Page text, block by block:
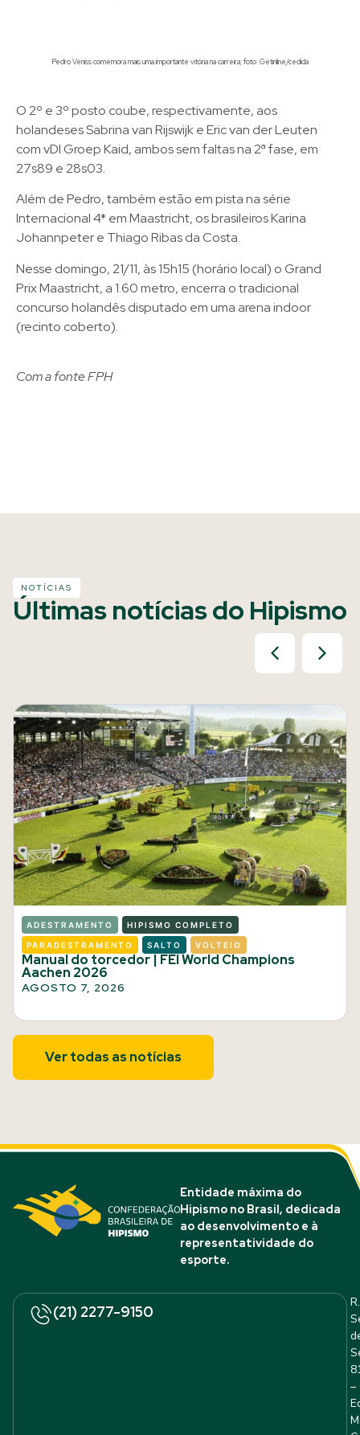
Pedro Veniss comemora mais uma importante vitória na carreira; foto: Getinline/cedida
O 2º e 3º posto coube, respectivamente, aos
holandeses Sabrina van Rijswijk e Eric van der Leuten
com vDl Groep Kaid, ambos sem faltas na 2ª fase, em
27s89 e 28s03.
Além de Pedro, também estão em pista na série
Internacional 4* em Maastricht, os brasileiros Karina
Johannpeter e Thiago Ribas da Costa.
Nesse domingo, 21/11, às 15h15 (horário local) o Grand
Prix Maastricht, a 1.60 metro, encerra o tradicional
concurso holandês disputado em uma arena indoor
(recinto coberto).
Com a fonte FPH
NOTÍCIAS
Últimas notícias do Hipismo
ADESTRAMENTO HIPISMO COMPLETO
PARADESTRAMENTO SALTO VOLTEIO
Manual do torcedor | FEI World Champions
Aachen 2026
AGOSTO 7, 2026
Ver todas as notícias
Entidade máxima do
Hipismo no Brasil, dedicada
ao desenvolvimento e à
representatividade do
esporte.
(21) 2277-9150
R.
–